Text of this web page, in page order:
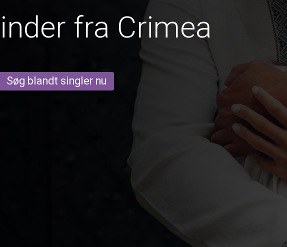
fra Crimea
Søg blandt singler nu